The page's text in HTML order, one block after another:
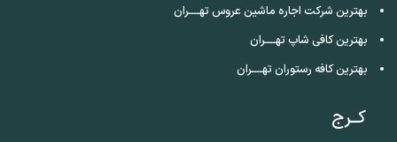
بهترین شرکت اجاره ماشین عروس تهــــران
بهترین کافی شاپ تهــــران
بهترین کافه رستوران تهــــران
کــرج